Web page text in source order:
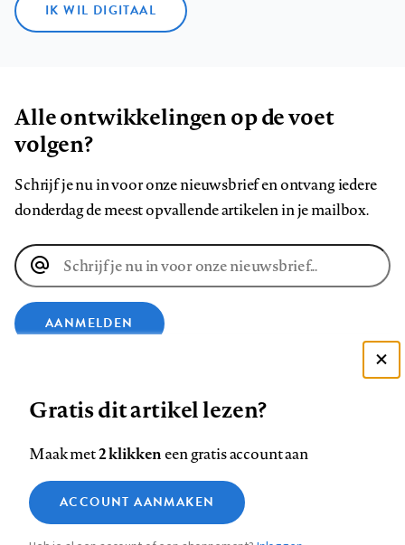
IK WIL DIGITAAL
Alle ontwikkelingen op de voet
volgen?
Schrijf je nu in voor onze nieuwsbrief en ontvang iedere
donderdag de meest opvallende artikelen in je mailbox.
E-
mailadres
AANMELDEN
op
Facebook
op
LinkedIn
op
Bluesky
ons
op
InstagramYouTube
Footer
Contact Colofon Disclaimer Privacy
Medische vragen verdienen
betrouwbare antwoorden
Zie onze cookie policy
Analytische cookies
Gratis dit artikel lezen?
Maak met2 klikkeneen gratis account aan
ACCOUNT AANMAKEN